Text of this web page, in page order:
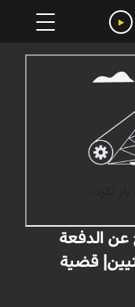
عن الدفعة
قضية